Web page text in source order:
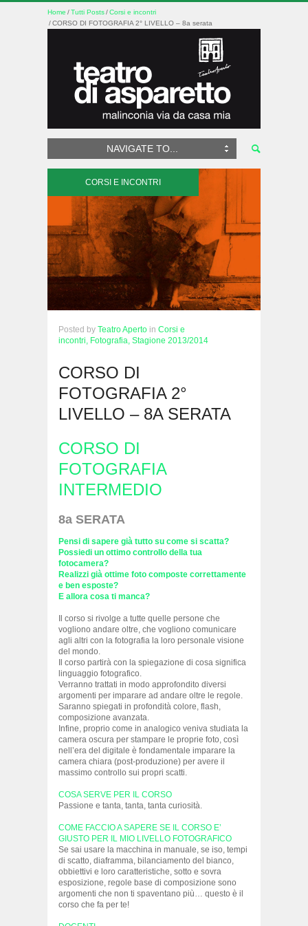
Home Tutti Posts
Corsi e incontri
CORSO DI FOTOGRAFIA 2° LIVELLO – 8a serata
NAVIGATE TO...
CORSI E INCONTRI
Posted by Teatro Aperto in Corsi e
incontri, Fotografia, Stagione 2013/2014
CORSO DI
FOTOGRAFIA 2°
LIVELLO – 8A SERATA
CORSO DI
FOTOGRAFIA
INTERMEDIO
8a SERATA
Pensi di sapere già tutto su come si scatta?
Possiedi un ottimo controllo della tua
fotocamera?
Realizzi già ottime foto composte correttamente
e ben esposte?
E allora cosa ti manca?
Il corso si rivolge a tutte quelle persone che
vogliono andare oltre, che vogliono comunicare
agli altri con la fotografia la loro personale visione
del mondo.
Il corso partirà con la spiegazione di cosa significa
linguaggio fotografico.
Verranno trattati in modo approfondito diversi
argomenti per imparare ad andare oltre le regole.
Saranno spiegati in profondità colore, flash,
composizione avanzata.
Infine, proprio come in analogico veniva studiata la
camera oscura per stampare le proprie foto, così
nell’era del digitale è fondamentale imparare la
camera chiara (post-produzione) per avere il
massimo controllo sui propri scatti.
COSA SERVE PER IL CORSO
Passione e tanta, tanta, tanta curiosità.
COME FACCIO A SAPERE SE IL CORSO E’
GIUSTO PER IL MIO LIVELLO FOTOGRAFICO
Se sai usare la macchina in manuale, se iso, tempi
di scatto, diaframma, bilanciamento del bianco,
obbiettivi e loro caratteristiche, sotto e sovra
esposizione, regole base di composizione sono
argomenti che non ti spaventano più… questo è il
corso che fa per te!